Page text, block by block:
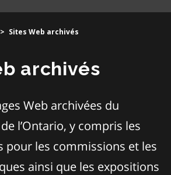
Sites Web archivés
archivés
Web archivées du
l’Ontario, y compris les
pour les commissions et les
ainsi que les expositions